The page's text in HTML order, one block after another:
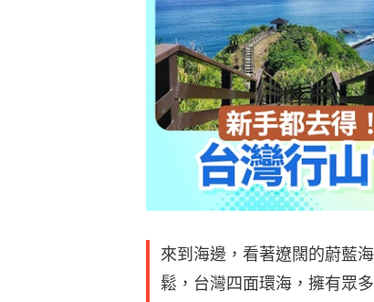
來到海邊，看著遼闊的蔚藍
鬆，台灣四面環海，擁有眾